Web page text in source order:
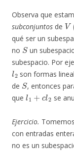
Observa que
subconjuntos de
V
qué ser un
no
S
un
subespacio. Por
l2
son formas
de
S
, entonces
que
l1+cl2
se
Ejercicio. Tomemos
con entradas
no es un